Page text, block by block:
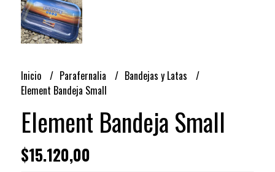
Inicio Parafernalia
Bandejas y Latas
Element Bandeja Small
Element Bandeja Small
$15.120,00